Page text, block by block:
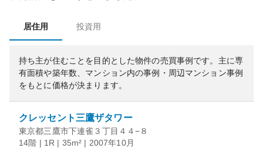
居住用 投資用
持ち主が住むことを目的とした物件の売買事例です。 主に専
有面積や築年数、マンション内の事例・周辺マンション事例
をもとに価格が決まります。
クレッセント三鷹ザタワー
東京都三鷹市下連雀３丁目４４−８
14階 | 1R | 35m² | 2007年10月